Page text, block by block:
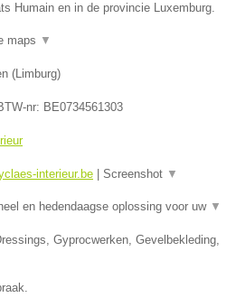
Humain en in de provincie Luxemburg.
maps ▼
(Limburg)
nr: BE0734561303
interieur.be Screenshot ▼
en hedendaagse oplossing voor uw ▼
Gyprocwerken, Gevelbekleding,